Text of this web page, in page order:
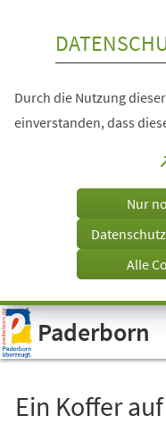
Visuelle
Assistenzsoftware
öffnen.
Durch die Nutzung
einverstanden, dass
Nur
Alle
Paderborn
Ein Koffer